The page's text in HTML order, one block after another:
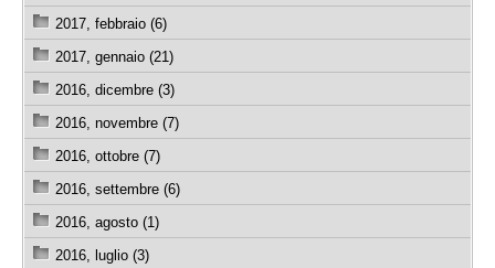
2017, febbraio (6)
2017, gennaio (21)
2016, dicembre (3)
2016, novembre (7)
2016, ottobre (7)
2016, settembre (6)
2016, agosto (1)
2016, luglio (3)